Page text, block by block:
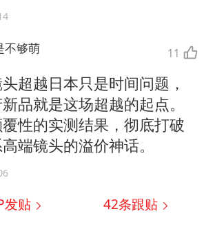
不够萌 11
超越日本只是时间问题，
品就是这场超越的起点。
性的实测结果，彻底打破
端镜头的溢价神话。
发贴 42条跟贴